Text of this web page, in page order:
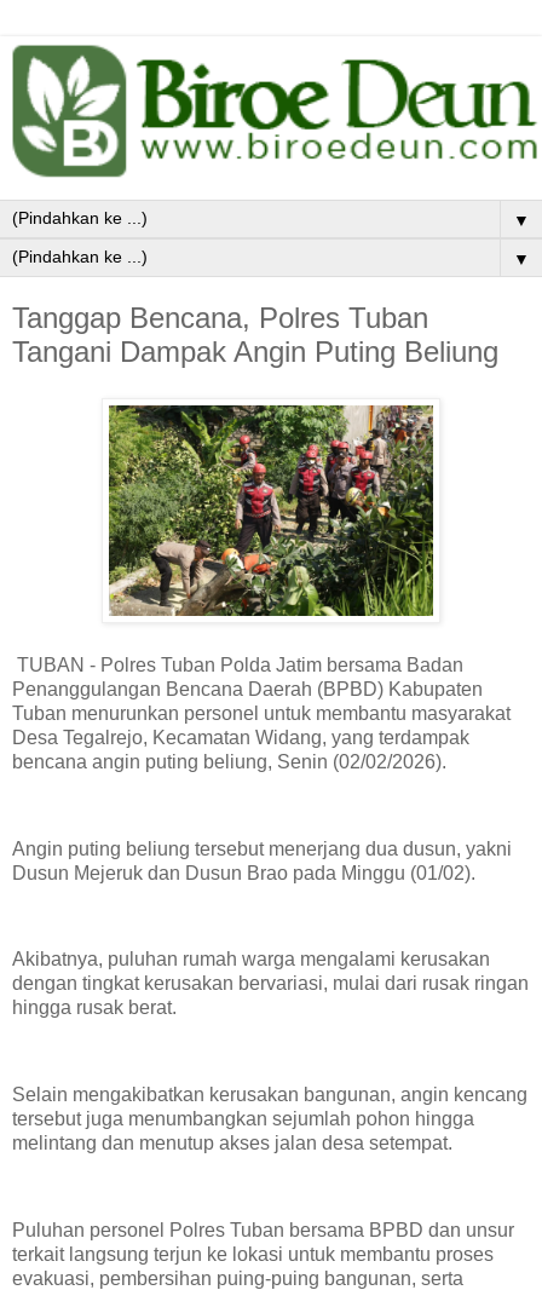
▼
▼
Tanggap Bencana, Polres Tuban
Tangani Dampak Angin Puting Beliung
TUBAN - Polres Tuban Polda Jatim bersama Badan
Penanggulangan Bencana Daerah (BPBD) Kabupaten
Tuban menurunkan personel untuk membantu masyarakat
Desa Tegalrejo, Kecamatan Widang, yang terdampak
bencana angin puting beliung, Senin (02/02/2026).
Angin puting beliung tersebut menerjang dua dusun, yakni
Dusun Mejeruk dan Dusun Brao pada Minggu (01/02).
Akibatnya, puluhan rumah warga mengalami kerusakan
dengan tingkat kerusakan bervariasi, mulai dari rusak ringan
hingga rusak berat.
Selain mengakibatkan kerusakan bangunan, angin kencang
tersebut juga menumbangkan sejumlah pohon hingga
melintang dan menutup akses jalan desa setempat.
Puluhan personel Polres Tuban bersama BPBD dan unsur
terkait langsung terjun ke lokasi untuk membantu proses
evakuasi, pembersihan puing-puing bangunan, serta